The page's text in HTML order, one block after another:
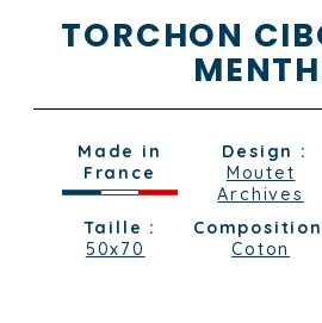
TORCHON
Made in
France
Design :
Moutet
Archives
Taille :
50x70
Coton